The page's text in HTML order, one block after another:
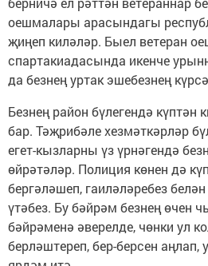
оешмалары арасындагы
җиңеп киләләр. Быел ветеран
спартакиадасында икенче
да безнең уртак эшебезнең
Безнең район бүлегендә күптән
бар. Тәҗрибәле хезмәткәрләр
егет-кызларны үз үрнәгендә
өйрәтәләр. Полиция көнен дә
бергәләшеп, гаиләләребез
үтәбез. Бу бәйрәм безнең өчен
бәйрәменә әверелде, чөнки ул
берләштереп, бер-берсен